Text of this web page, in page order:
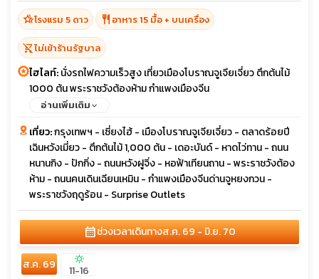
hotel_classโรงแรม 5 ดาว restaurant อาหาร 15 มื้อ + บนเครื่อง
shopping_cart_offไม่เข้าร้านรัฐบาล
ไฮไลท์:นั่งรถไฟความเร็วสูง เที่ยวเมืองโบราณจูเจียเจี่ยว ตึกต้นไม้
1000 ต้น พระราชวังต้องห้าม กำแพงเมืองจีน
อ่านเพิ่มเติม
เที่ยว:กรุงเทพฯ - เซี่ยงไฮ้ - เมืองโบราณจูเจียเจี่ยว - ตลาดร้อยปี
เฉินหวังเมี่ยว - ตึกต้นไม้ 1,000 ต้น - เดอะบันด์ - หาดไว่ทาน - ถนน
หนานกิง - ปักกิ่ง - ถนนหวังฝูจิ่ง - หอฟ้าเทียนถาน - พระราชวังต้อง
ห้าม - ถนนคนเดินเฉียนเหมิน - กำแพงเมืองจีนด่านจูหยงกวน -
พระราชวังฤดูร้อน - Surprise Outlets
calendar_monthช่วงเวลาเดินทางส.ค. 69 - มิ.ย. 70
ส.ค. 69 sunny
11-16